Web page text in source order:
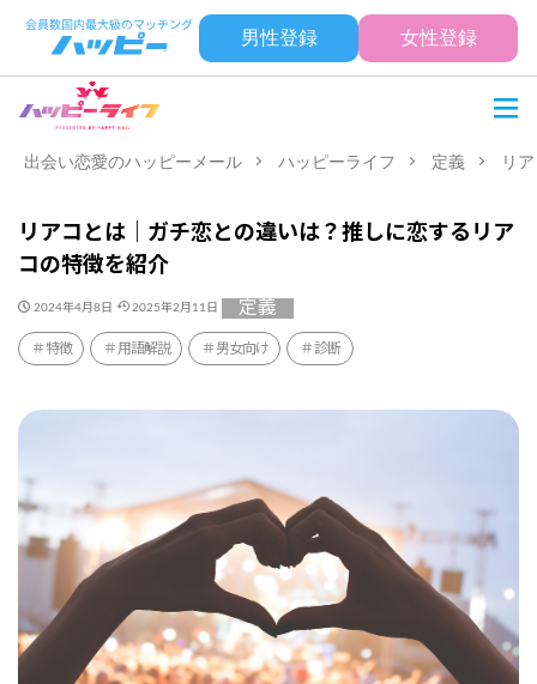
男性登録 女性登録
出会い恋愛のハッピーメール ハッピーライフ 定義 リ
リアコとは｜ガチ恋との違いは？推しに恋するリア
コの特徴を紹介
2024年4月8日 2025年2月11日 定義
特徴 用語解説 男女向け 診断